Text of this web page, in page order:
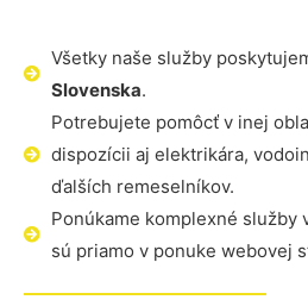
Všetky naše služby
Slovenska.
Potrebujete pomôcť v inej
dispozícii aj elektrikára,
ďalších remeselníkov.
Ponúkame komplexné služby
sú priamo v ponuke webovej